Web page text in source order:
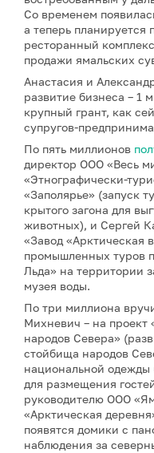
Со временем
а теперь планируется
ресторанный
продажи ямальских
Анастасия и
развитие бизнеса – 1
крупный грант, как
супругов-
По пять миллионов
директор ООО «Весь
«Этнографически-
«Заполярье» (запуск
крытого загона для
животных), и Сергей
«Завод «Арктическая
промышленных туров
Льда» на территории
музея воды.
По три миллиона
Михневич – на проект
народов Севера»
стойбища народов
национальной одежды
для размещения
руководителю ООО
«Арктическая
появятся домики с
наблюдения за